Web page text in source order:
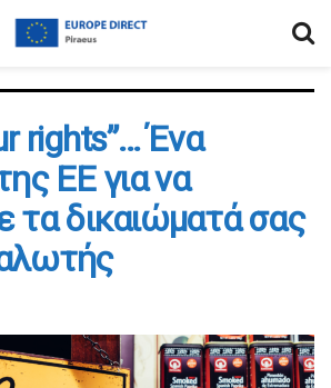
rights”… Ένα
ΕΕ για να
τα δικαιώματά σας